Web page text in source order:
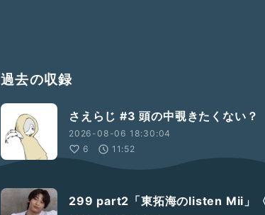
過去の収録
さえらじ #3 頭の中覗きたくない？
2026-08-06 18:30:04
6
11:52
299 part2「東拓海のlisten Mii」〈